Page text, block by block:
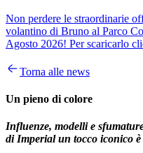
Non perdere le straordinarie
volantino di Bruno al Parco
Agosto 2026! Per scaricarlo
Torna alle news
Un pieno di colore
Influenze, modelli e
di Imperial un tocco iconico è